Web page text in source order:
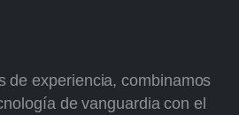
de experiencia, combinamos
de vanguardia con el